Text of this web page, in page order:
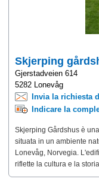
Skjerping
Gjerstadveien 614
5282 Lonevåg
Invia la richiesta
Indicare la
Skjerping Gårdshus è
situata in un ambiente
Lonevåg, Norvegia.
riflette la cultura e la